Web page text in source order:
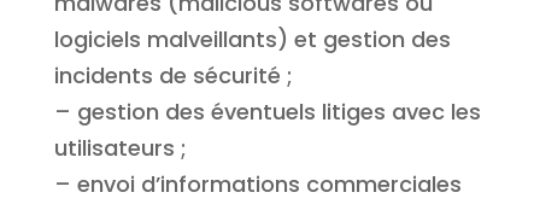
logiciels malveillants) et gestion des
incidents de sécurité ;
– gestion des éventuels litiges avec les
utilisateurs ;
– envoi d’informations commerciales